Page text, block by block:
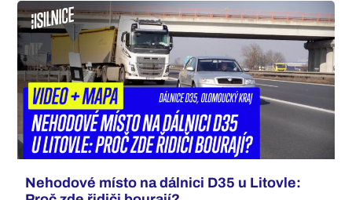
Nehodové místo na dálnici D35 u Litovle: